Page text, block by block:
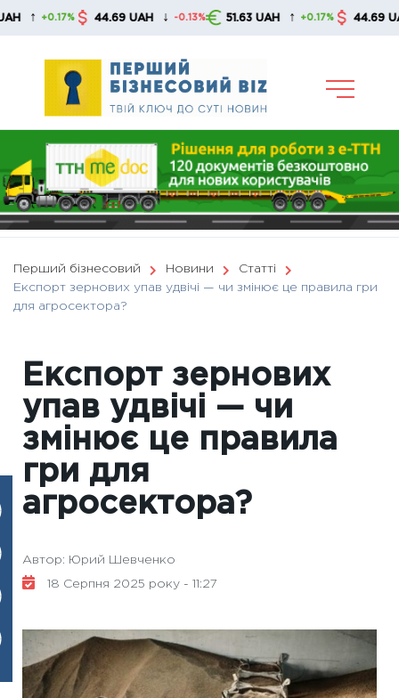
Skip
44.69 UAH ↓ -0.13% 51.63 UAH ↑ +0.17% 44.69 UAH ↓ -
Перший бізнесовий Новини
Статті
Експорт зернових упав удвічі — чи змінює це правила гри
для агросектора?
Експорт зернових
упав удвічі — чи
змінює це правила
гри для
агросектора?
Автор: Юрий Шевченко
18 Серпня 2025 року - 11:27